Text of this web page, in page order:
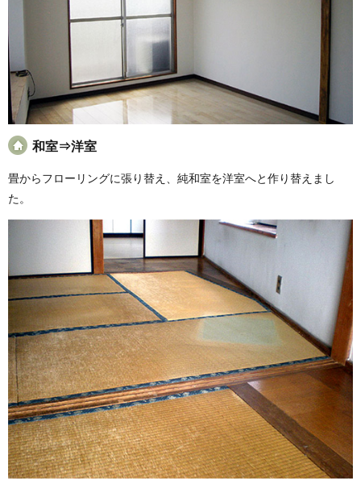
和室⇒洋室
畳からフローリングに張り替え、純和室を洋室へと作り替えまし
た。